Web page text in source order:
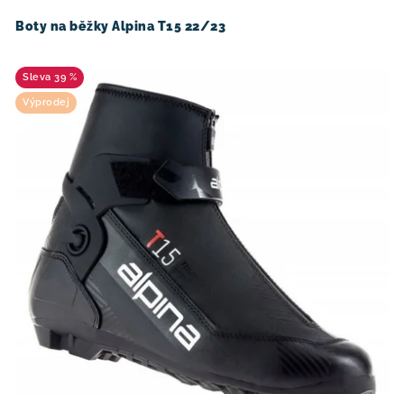
Boty na běžky Alpina T15 22/23
39 %
Výprodej